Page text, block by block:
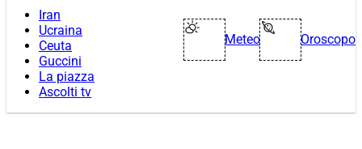
Iran
Ucraina
Ceuta
Guccini
La piazza
Ascolti tv
Meteo Oroscopo